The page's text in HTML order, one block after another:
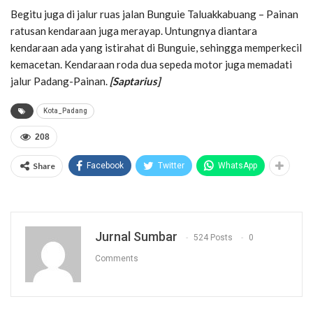
Begitu juga di jalur ruas jalan Bunguie Taluakkabuang – Painan
ratusan kendaraan juga merayap. Untungnya diantara
kendaraan ada yang istirahat di Bunguie, sehingga memperkecil
kemacetan. Kendaraan roda dua sepeda motor juga memadati
jalur Padang-Painan. [Saptarius]
Kota_Padang
208
Share Facebook Twitter WhatsApp
Jurnal Sumbar 524 Posts 0
Comments